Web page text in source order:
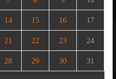
14 15 16 17
21 22 23 24
28 29 30 31